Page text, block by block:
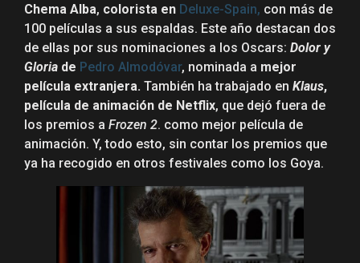
Chema Alba, colorista en Deluxe-Spain, con más de
100 películas a sus espaldas. Este año destacan dos
de ellas por sus nominaciones a los Oscars: Dolor y
Gloria de Pedro Almodóvar, nominada a mejor
película extranjera. También ha trabajado en Klaus,
película de animación de Netflix, que dejó fuera de
los premios a Frozen 2. como mejor película de
animación. Y, todo esto, sin contar los premios que
ya ha recogido en otros festivales como los Goya.